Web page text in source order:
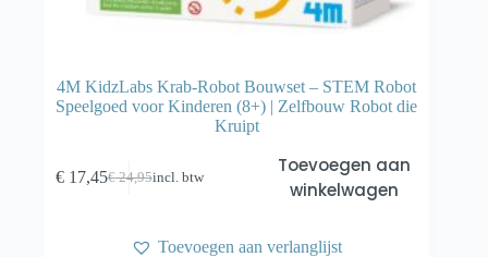
4M KidzLabs Krab-Robot Bouwset – STEM Robot
Speelgoed voor Kinderen (8+) | Zelfbouw Robot die
Kruipt
€24,95
Oorspronkelijke
€ 24,95.
€17,45Huidige
€ 17,45.
incl. btw
Toevoegen aan
winkelwagen
Toevoegen aan verlanglijst